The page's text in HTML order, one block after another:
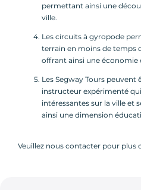
permettant ainsi une
ville.
Les circuits à gyropode
terrain en moins de temps
offrant ainsi une économie
Les Segway Tours
instructeur expérimenté
intéressantes sur la ville et
ainsi une dimension
Veuillez nous contacter pour plus